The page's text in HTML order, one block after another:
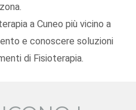
a Cuneo più vicino a
e conoscere soluzioni
di Fisioterapia.